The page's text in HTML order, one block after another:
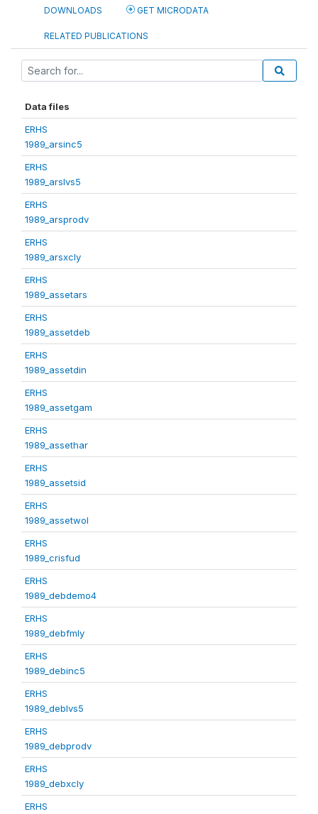
DOWNLOADS GET MICRODATA
RELATED PUBLICATIONS
Data files
ERHS
1989_arsinc5
ERHS
1989_arslvs5
ERHS
1989_arsprodv
ERHS
1989_arsxcly
ERHS
1989_assetars
ERHS
1989_assetdeb
ERHS
1989_assetdin
ERHS
1989_assetgam
ERHS
1989_assethar
ERHS
1989_assetsid
ERHS
1989_assetwol
ERHS
1989_crisfud
ERHS
1989_debdemo4
ERHS
1989_debfmly
ERHS
1989_debinc5
ERHS
1989_deblvs5
ERHS
1989_debprodv
ERHS
1989_debxcly
ERHS